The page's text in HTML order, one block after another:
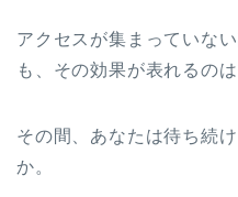
アクセスが集まっていな
も、その効果が表れるの
その間、あなたは待ち続
か。